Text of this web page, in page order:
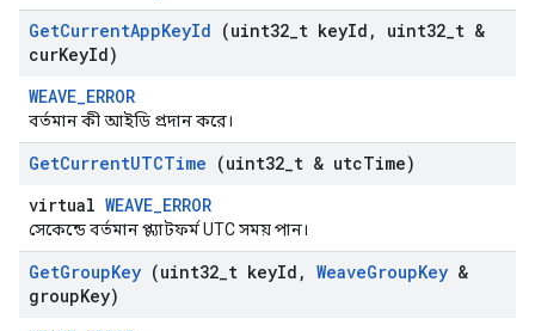
GetCurrentAppKeyId (uint32 t keyId , uint32 t &
curKeyId)
WEAVE_ERROR
বর্তমান কী আইডি প্রদান করে।
GetCurrentUTCTime (uint32 t & utcTime)
virtual WEAVE_ERROR
সেকেন্ডে বর্তমান প্ল্যাটফর্ম UTC সময় পান।
GetGroupKey (uint32 t keyId , WeaveGroupKey &
groupKey)